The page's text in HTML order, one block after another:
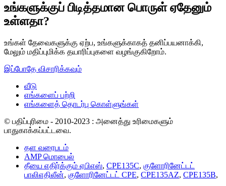
உங்களுக்குப் பிடித்தமான பொருள் ஏதேனும்
உள்ளதா?
உங்கள் தேவைகளுக்கு ஏற்ப, உங்களுக்காகத் தனிப்பயனாக்கி,
மேலும் மதிப்புமிக்க தயாரிப்புகளை வழங்குகிறோம்.
இப்போதே விசாரிக்கவும்
வீடு
எங்களைப் பற்றி
எங்களைத் தொடர்பு கொள்ளுங்கள்
© பதிப்புரிமை - 2010-2023 : அனைத்து உரிமைகளும்
பாதுகாக்கப்பட்டவை.
தள வரைபடம்
AMP மொபைல்
தீயை எதிர்க்கும் ஏபிஎஸ், CPE135C, குளோரினேட்டட்
பாலிஎதிலீன், குளோரினேட்டட் CPE, CPE135AZ, CPE135B,